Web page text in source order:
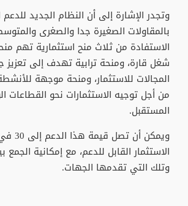
وتجدر الإشارة إلى أن النظام الجديد
بالمقاولات الصغيرة جدا والصغرى
الاستفادة من ثلاث منح استثمارية تهم
شغل قارة، ومنحة ترابية تهدف إلى تعزيز
المجالات للاستثمار، ومنحة موجهة
من أجل توجيه الاستثمارات نحو القطاعات
المستقبل.
ويمكن
الاستثمار القابل للدعم، مع إمكانية
وتلك التي تقدمها الجهات.